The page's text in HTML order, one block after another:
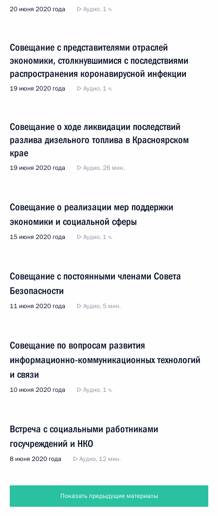
20 июня 2020 года Аудио, 1 ч.
Совещание с представителями отраслей
экономики, столкнувшимися с последствиями
распространения коронавирусной инфекции
19 июня 2020 года Аудио, 1 ч.
Совещание о ходе ликвидации последствий
разлива дизельного топлива в Красноярском
крае
19 июня 2020 года Аудио, 26 мин.
Совещание о реализации мер поддержки
экономики и социальной сферы
15 июня 2020 года Аудио, 1 ч.
Совещание с постоянными членами Совета
Безопасности
11 июня 2020 года Аудио, 5 мин.
Совещание по вопросам развития
информационно-коммуникационных технологий
и связи
10 июня 2020 года Аудио, 1 ч.
Встреча с социальными работниками
госучреждений и НКО
8 июня 2020 года Аудио, 12 мин.
Показать предыдущие материалы